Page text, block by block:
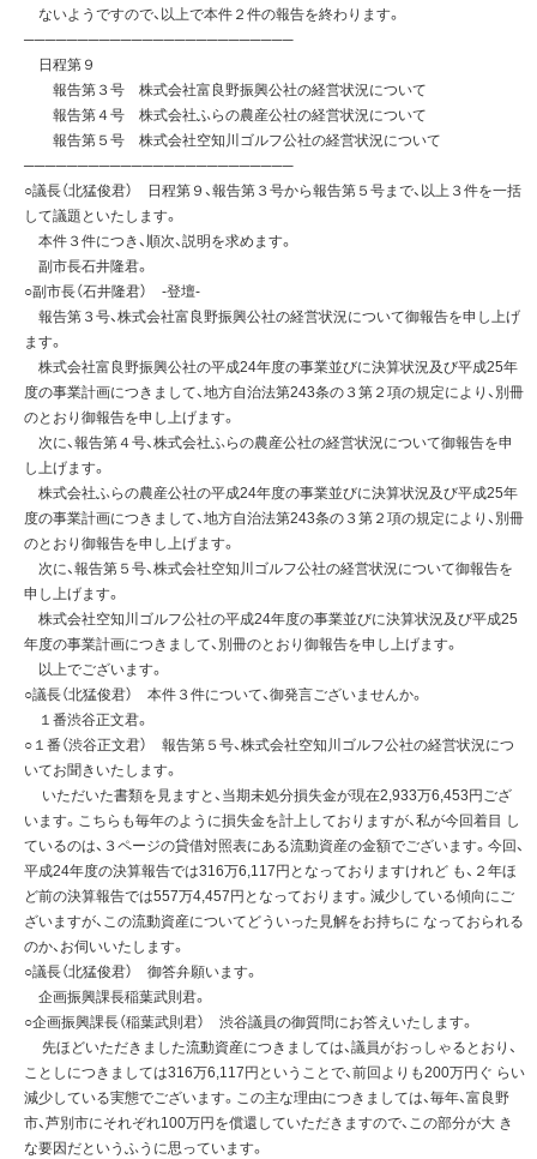
ないようですので、以上で本件２件の報告を終わります。
─────────────────────────
日程第９
報告第３号 株式会社富良野振興公社の経営状況について
報告第４号 株式会社ふらの農産公社の経営状況について
報告第５号 株式会社空知川ゴルフ公社の経営状況について
─────────────────────────
○議長（北猛俊君） 日程第９、報告第３号から報告第５号まで、以上３件を一括
して議題といたします。
本件３件につき、順次、説明を求めます。
副市長石井隆君。
○副市長（石井隆君） -登壇-
報告第３号、株式会社富良野振興公社の経営状況について御報告を申し上げ
ます。
株式会社富良野振興公社の平成24年度の事業並びに決算状況及び平成25年
度の事業計画につきまして、地方自治法第243条の３第２項の規定により、別冊
のとおり御報告を申し上げます。
次に、報告第４号、株式会社ふらの農産公社の経営状況について御報告を申
し上げます。
株式会社ふらの農産公社の平成24年度の事業並びに決算状況及び平成25年
度の事業計画につきまして、地方自治法第243条の３第２項の規定により、別冊
のとおり御報告を申し上げます。
次に、報告第５号、株式会社空知川ゴルフ公社の経営状況について御報告を
申し上げます。
株式会社空知川ゴルフ公社の平成24年度の事業並びに決算状況及び平成25
年度の事業計画につきまして、別冊のとおり御報告を申し上げます。
以上でございます。
○議長（北猛俊君） 本件３件について、御発言ございませんか。
１番渋谷正文君。
○１番（渋谷正文君） 報告第５号、株式会社空知川ゴルフ公社の経営状況につ
いてお聞きいたします。
いただいた書類を見ますと、当期未処分損失金が現在2,933万6,453円ござ
います。こちらも毎年のように損失金を計上しておりますが、私が今回着目 し
ているのは、３ページの貸借対照表にある流動資産の金額でございます。今回、
平成24年度の決算報告では316万6,117円となっておりますけれど も、２年ほ
ど前の決算報告では557万4,457円となっております。減少している傾向にご
ざいますが、この流動資産についてどういった見解をお持ちに なっておられる
のか、お伺いいたします。
○議長（北猛俊君） 御答弁願います。
企画振興課長稲葉武則君。
○企画振興課長（稲葉武則君） 渋谷議員の御質問にお答えいたします。
先ほどいただきました流動資産につきましては、議員がおっしゃるとおり、
ことしにつきましては316万6,117円ということで、前回よりも200万円ぐ らい
減少している実態でございます。この主な理由につきましては、毎年、富良野
市、芦別市にそれぞれ100万円を償還していただきますので、この部分が大 き
な要因だというふうに思っています。